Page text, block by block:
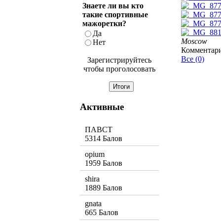
Moscow
Все (0)
Знаете ли вы кто
такие спортивные
мажоретки?
Да
Нет
Зарегистрируйтесь
чтобы проголосовать
Активные
ПАВСТ
5314 Балов
opium
1959 Балов
shira
1889 Балов
gnata
665 Балов